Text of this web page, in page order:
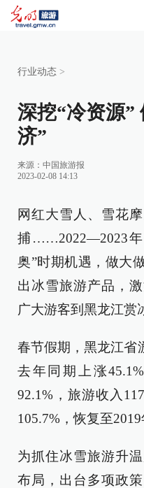
行业动态 >
深挖“冷资源”
济”
来源： 中国旅游报
2023-02-08 14:13
网红大雪人、雪花
捕……2022—2023年
奥”时期机遇，做大
出冰雪旅游产品，
广大游客到黑龙江赏
春节假期，黑龙江省
去年同期上涨
92.1%，旅游收入
105.7%，恢复至
为抓住冰雪旅游升
布局，出台多项政